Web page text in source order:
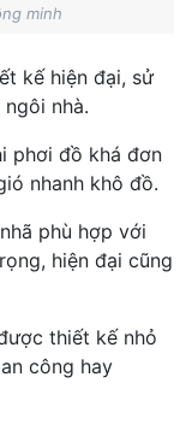
minh
kế hiện đại, sử
nhà.
phơi đồ khá đơn
nhanh khô đồ.
phù hợp với
hiện đại cũng
thiết kế nhỏ
công hay